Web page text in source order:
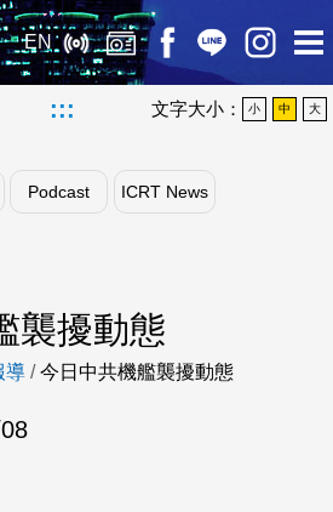
EN
::: 文字大小： 小 中 大
Podcast ICRT News
襲擾動態
導 /今日中共機艦襲擾動態